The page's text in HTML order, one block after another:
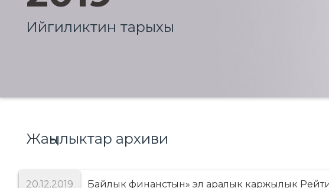
Ийгиликтин тарыхы
Жаңылыктар архиви
20.12.2019 Байлык финанстын» эл аралык каржылык